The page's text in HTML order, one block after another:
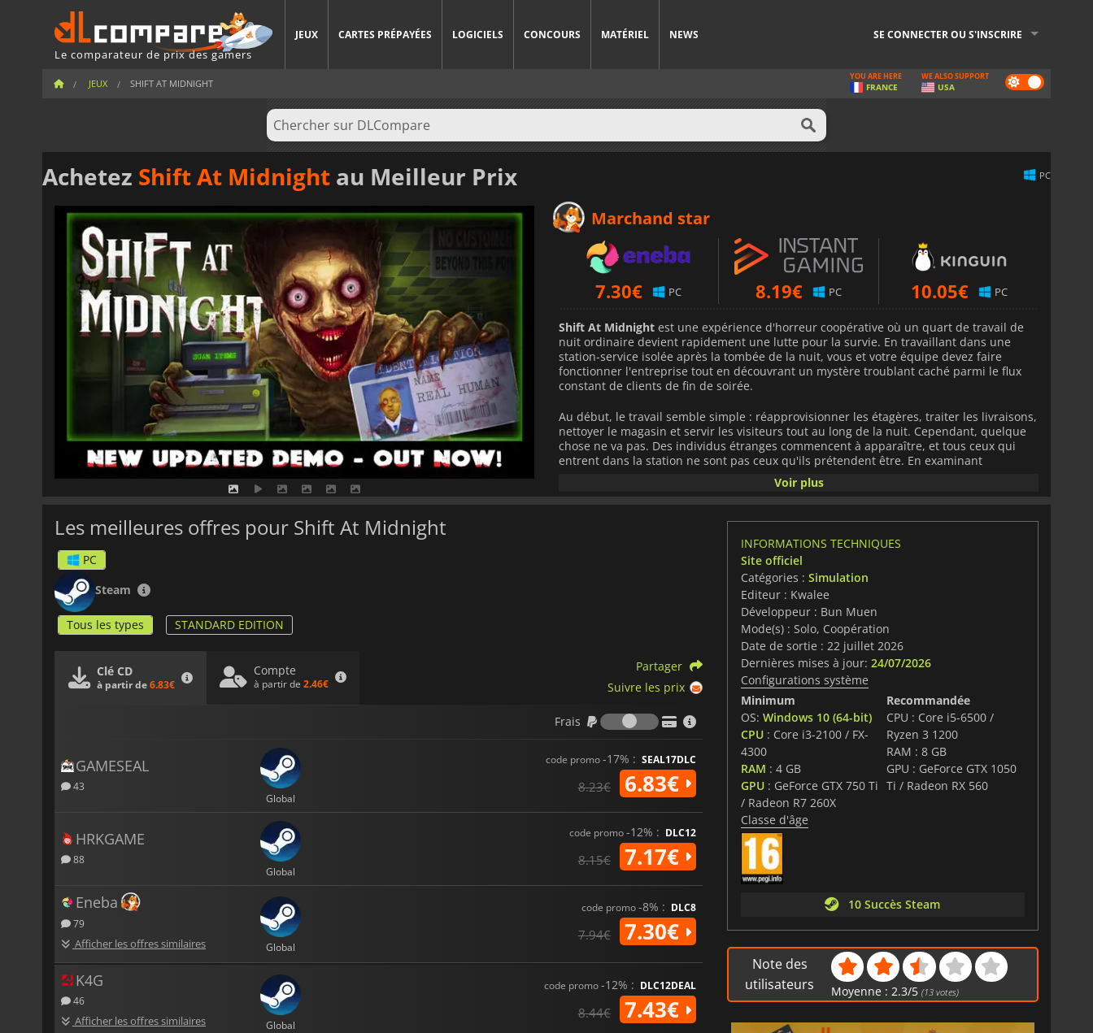
Le comparateur de prix des gamers
JEUX CARTES PRÉPAYÉES LOGICIELS CONCOURS MATÉRIEL NEWS SE CONNECTER OU S'INSCRIRE
JEUX SHIFT AT MIDNIGHT Dark
mode
YOU ARE HERE
FRANCE
WE ALSO SUPPORT
USA
Achetez Shift At Midnight au Meilleur Prix PC
Marchand star
7.30€ PC 8.19€ PC 10.05€ PC
Shift At Midnight est une expérience d'horreur coopérative où un quart de travail de
nuit ordinaire devient rapidement une lutte pour la survie. En travaillant dans une
station-service isolée après la tombée de la nuit, vous et votre équipe devez faire
fonctionner l'entreprise tout en découvrant un mystère troublant caché parmi le flux
constant de clients de fin de soirée.
Au début, le travail semble simple : réapprovisionner les étagères, traiter les livraisons,
nettoyer le magasin et servir les visiteurs tout au long de la nuit. Cependant, quelque
chose ne va pas. Des individus étranges commencent à apparaître, et tous ceux qui
entrent dans la station ne sont pas ceux qu'ils prétendent être. En examinant
attentivement les pièces d'identité, en interrogeant les clients et en comparant les
informations, vous devrez déterminer quels visiteurs sont authentiques et lesquels
sont des imposteurs dangereux.
rencontres aléatoires qui maintiennent les joueurs constamment sur le qui-vive. Au fur
et à mesure que la nuit avance, l'activité suspecte devient plus fréquente, ce qui oblige
votre équipe à équilibrer les responsabilités quotidiennes avec des enquêtes de plus
en plus tendues. Prêter attention aux petits détails peut faire la différence entre voir le
lever du soleil et devenir la prochaine victime.
Lorsqu'une menace est détectée, la survie devient la priorité. Travaillez ensemble pour
sécuriser la station, utiliser des outils défensifs et rester hors de vue pendant que des
entités hostiles rôdent dans les locaux. La communication, le travail d'équipe et la prise
de décision rapide sont essentiels alors que la situation dégénère en chaos.
Conçu pour jusqu'à trois joueurs,Shift At Midnightcombine le jeu coopératif, la
déduction sociale, l'horreur atmosphérique et la communication vocale immersive pour
créer une expérience pleine de suspense où la confiance n'est jamais garantie et où
chaque client pourrait cacher un secret terrifiant.
Voir plus
Les meilleures offres pour Shift At Midnight
PC
Steam
Tous les types STANDARD EDITION
Clé CD
à partir de6.83€
Compte
à partir de 2.46€
Partager
Suivre les prix
Frais
Frais
GAMESEAL
43
Global
code promo-17% : SEAL17DLC
8.23€ 6.83€
HRKGAME
88
Global
code promo-12% : DLC12
8.15€ 7.17€
Eneba
79
Afficher les offres similaires Global
code promo-8% : DLC8
7.94€ 7.30€
K4G
46
Afficher les offres similaires Global
code promo-12% : DLC12DEAL
8.44€ 7.43€
INFORMATIONS TECHNIQUES
Site officiel
Catégories : Simulation
Editeur : Kwalee
Développeur : Bun Muen
Mode(s) : Solo, Coopération
Date de sortie : 22 juillet 2026
Dernières mises à jour: 24/07/2026
Configurations système
Minimum
OS: Windows 10 (64-bit)
CPU: Core i3-2100 / FX-
4300
RAM : 4 GB
GPU: GeForce GTX 750 Ti
/ Radeon R7 260X
Recommandée
CPU : Core i5-6500 /
Ryzen 3 1200
RAM : 8 GB
GPU : GeForce GTX 1050
Ti / Radeon RX 560
Classe d'âge
10 Succès Steam
Note des
utilisateurs
Moyenne :2.3/5 (13 votes)